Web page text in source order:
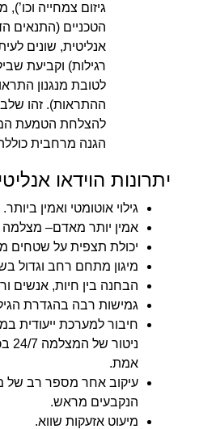
גיזום צמחייה
הטכניים (התנאים
אנליטית, שונים
רגילות) וקביעת
לטובת מנגנון
ההתראות). זהו שלב
להצלחת הטמעת
הגנה מרחבית
יתרונות הוידאו
גילוי אוטומטי ואמין ביותר.
אמין יותר מאדם–
יכולת תצפית על שטחים
מיגון מתחם רחב וגדול
הבחנה בין חיות, אנשים
גמישות רבה בהגדרת
חיבור למערכת ייעודית
אמת.
עיקוב אחר מספר רב של
הנקבעים מראש.
מיעוט אזעקות שווא.